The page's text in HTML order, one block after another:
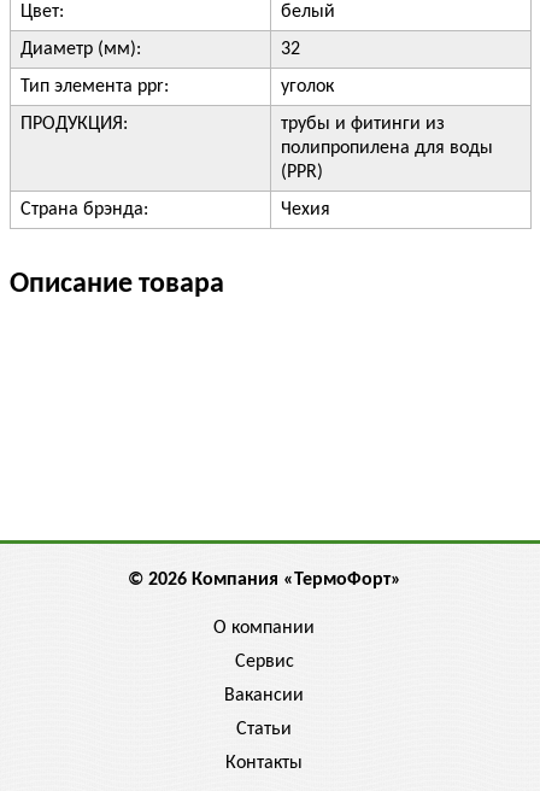
Цвет:
белый
Диаметр (мм):
32
Тип элемента ppr:
уголок
ПРОДУКЦИЯ:
трубы и фитинги из
полипропилена для воды
(PPR)
Страна брэнда:
Чехия
Описание товара
© 2026 Компания «ТермоФорт»
О компании
Сервис
Вакансии
Статьи
Контакты